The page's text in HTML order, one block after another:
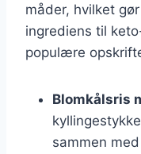
måder, hvilket
ingrediens til
populære
Blomkålsris
sammen